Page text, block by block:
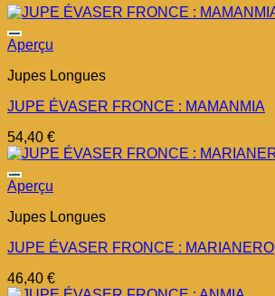
Aperçu
Jupes Longues
JUPE ÉVASER FRONCE : MAMANMIA
54,40 €
Aperçu
Jupes Longues
JUPE ÉVASER FRONCE : MARIANERO
46,40 €